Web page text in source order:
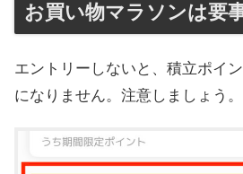
お買い物マラソンは要
エントリーしないと、積立ポイ
になりません。注意しましょう。